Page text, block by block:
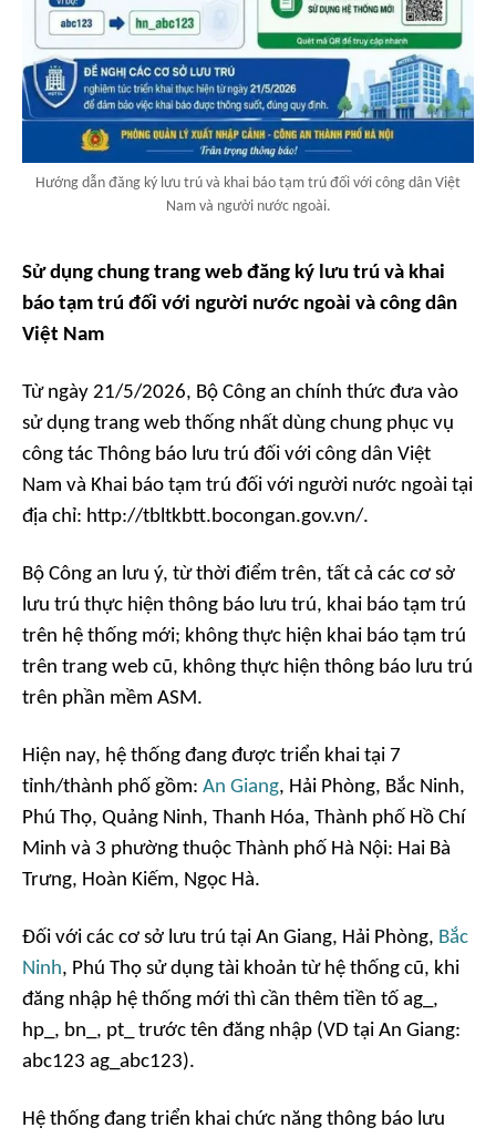
Hướng dẫn đăng ký lưu trú và khai báo tạm trú đối với công dân Việt
Nam và người nước ngoài.
Sử dụng chung trang web đăng ký lưu trú và khai
báo tạm trú đối với người nước ngoài và công dân
Việt Nam
Từ ngày 21/5/2026, Bộ Công an chính thức đưa vào
sử dụng trang web thống nhất dùng chung phục vụ
công tác Thông báo lưu trú đối với công dân Việt
Nam và Khai báo tạm trú đối với người nước ngoài tại
địa chỉ: http://tbltkbtt.bocongan.gov.vn/.
Bộ Công an lưu ý, từ thời điểm trên, tất cả các cơ sở
lưu trú thực hiện thông báo lưu trú, khai báo tạm trú
trên hệ thống mới; không thực hiện khai báo tạm trú
trên trang web cũ, không thực hiện thông báo lưu trú
trên phần mềm ASM.
Hiện nay, hệ thống đang được triển khai tại 7
tỉnh/thành phố gồm: An Giang, Hải Phòng, Bắc Ninh,
Phú Thọ, Quảng Ninh, Thanh Hóa, Thành phố Hồ Chí
Minh và 3 phường thuộc Thành phố Hà Nội: Hai Bà
Trưng, Hoàn Kiếm, Ngọc Hà.
Đối với các cơ sở lưu trú tại An Giang, Hải Phòng, Bắc
Ninh, Phú Thọ sử dụng tài khoản từ hệ thống cũ, khi
đăng nhập hệ thống mới thì cần thêm tiền tố ag_,
hp_, bn_, pt_ trước tên đăng nhập (VD tại An Giang:
abc123 ag_abc123).
Hệ thống đang triển khai chức năng thông báo lưu